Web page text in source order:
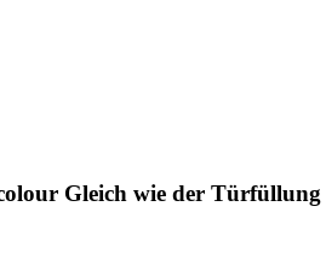
Gleich wie der Türfüllung